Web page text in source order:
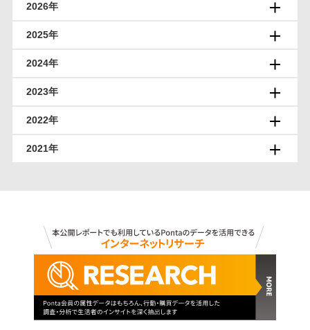
2026年
2025年
2024年
2023年
2022年
2021年